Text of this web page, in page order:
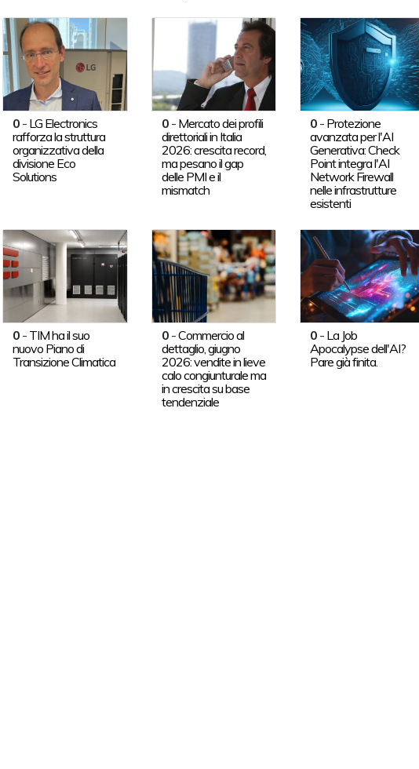
0 - LG Electronics
rafforza la struttura
organizzativa della
divisione Eco
Solutions
0- Mercato dei profili
direttoriali in Italia
2026: crescita record,
ma pesano il gap
delle PMI e il
mismatch
0 - Protezione
avanzata per l'AI
Generativa: Check
Point integra l'AI
Network Firewall
nelle infrastrutture
esistenti
0 - TIM ha il suo
nuovo Piano di
Transizione Climatica
0-Commercio al
dettaglio, giugno
2026: vendite in lieve
calo congiunturale ma
in crescita su base
tendenziale
0 - La Job
Apocalypse dell'AI?
Pare già finita.